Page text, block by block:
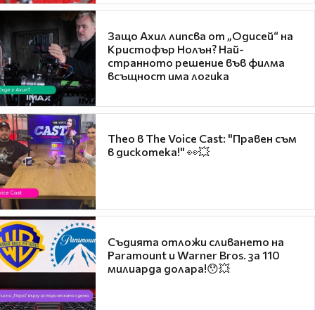
Защо Ахил липсва от „Одисей“ на
Кристофър Нолън? Най-
странното решение във филма
всъщност има логика
Theo в The Voice Cast: "Правен съм
в дискотека!" 👀💥
Съдията отложи сливането на
Paramount и Warner Bros. за 110
милиарда долара!😯💥